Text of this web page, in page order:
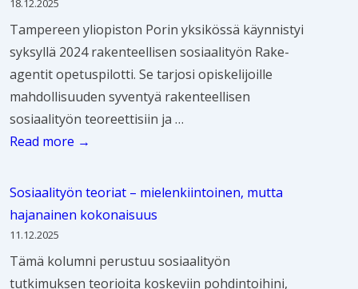
t
u
t
k
i
m
s
s
e
u
a
n
k
o
s
t
r
ö
m
i
n
i
i
t
m
e
n
t
o
i
n
i
k
ä
y
t
a
n
v
a
k
18.12.2025
Tampereen yliopiston Porin yksikössä käynnistyi
syksyllä 2024 rakenteellisen sosiaalityön Rake-
agentit opetuspilotti. Se tarjosi opiskelijoille
mahdollisuuden syventyä rakenteellisen
sosiaalityön teoreettisiin ja …
S
t
a
P
r
Read more →
Sosiaalityön teoriat – mielenkiintoinen, mutta
hajanainen kokonaisuus
11.12.2025
Tämä kolumni perustuu sosiaalityön
tutkimuksen teorioita koskeviin pohdintoihini,